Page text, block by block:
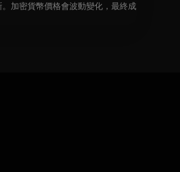
加密貨幣價格會波動變化，最終成